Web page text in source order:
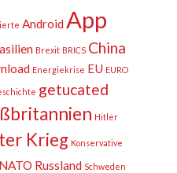
Android App
Brexit BRICS China
Energiekrise EU EURO
getucated
Hitler
Krieg Konservative
NATO Russland Schweden